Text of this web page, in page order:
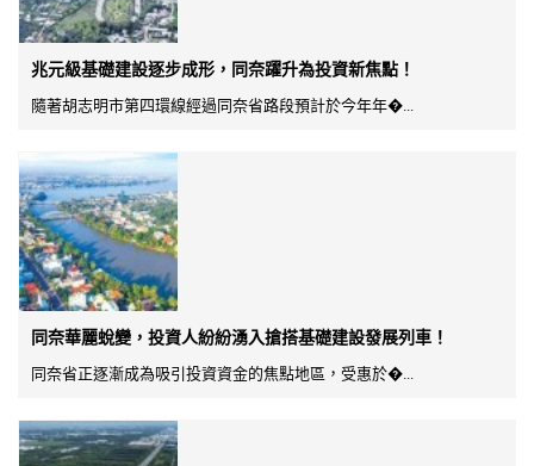
兆元級基礎建設逐步成形，同奈躍升為投資新焦點！
隨著胡志明市第四環線經過同奈省路段預計於今年年�...
同奈華麗蛻變，投資人紛紛湧入搶搭基礎建設發展列車！
同奈省正逐漸成為吸引投資資金的焦點地區，受惠於�...